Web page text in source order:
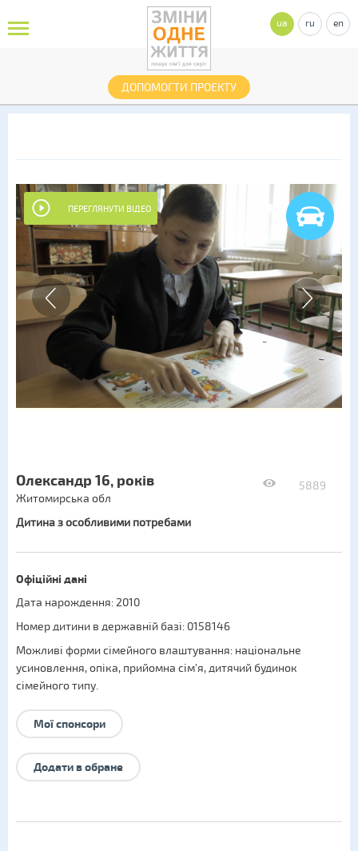
ДОПОМОГТИ ПРОЕКТУ
ua ru en
ПЕРЕГЛЯНУТИ ВІДЕО
5889
Олександр 16, років
Житомирська обл
Дитина з особливими потребами
Офіційні дані
Дата нарождення: 2010
Номер дитини в державній базі: 0158146
Можливі форми сімейного влаштування: національне
усиновлення,опіка, прийомна сім'я,дитячий будинок
сімейного типу.
Мої спонсори
Додати в обране